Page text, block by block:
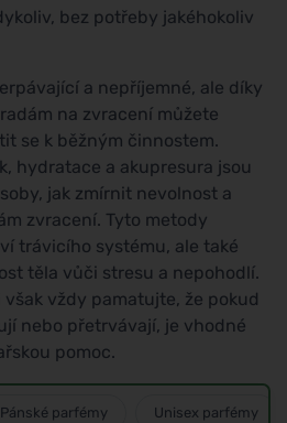
bez potřeby jakéhokoliv
a nepříjemné, ale díky
na zvracení můžete
se k běžným činnostem.
hydratace a akupresura jsou
jak zmírnit nevolnost a
zvracení. Tyto metody
trávicího systému, ale také
těla vůči stresu a nepohodlí.
vždy pamatujte, že pokud
nebo přetrvávají, je vhodné
pomoc.
Pánské parfémy Unisex parfémy